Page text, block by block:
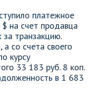
платежное
на счет продавца
транзакцию.
со счета своего
курсу
33 183 руб. 8 коп.
в 1 683